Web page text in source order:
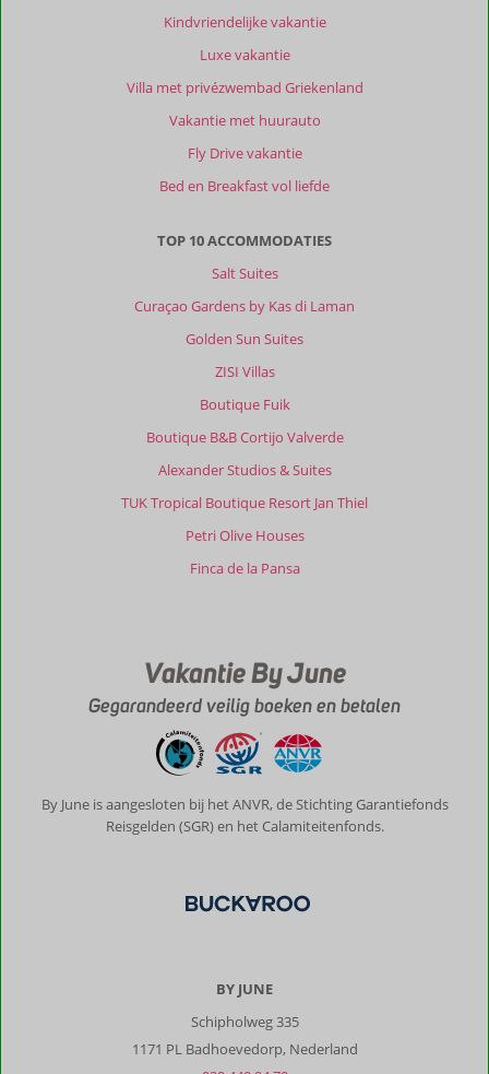
Kindvriendelijke vakantie
Luxe vakantie
Villa met privézwembad Griekenland
Vakantie met huurauto
Fly Drive vakantie
Bed en Breakfast vol liefde
TOP 10 ACCOMMODATIES
Salt Suites
Curaçao Gardens by Kas di Laman
Golden Sun Suites
ZISI Villas
Boutique Fuik
Boutique B&B Cortijo Valverde
Alexander Studios & Suites
TUK Tropical Boutique Resort Jan Thiel
Petri Olive Houses
Finca de la Pansa
Vakantie By June
Gegarandeerd veilig boeken en betalen
By June is aangesloten bij het ANVR, de Stichting Garantiefonds
Reisgelden (SGR) en het Calamiteitenfonds.
BY JUNE
Schipholweg 335
1171 PL Badhoevedorp, Nederland